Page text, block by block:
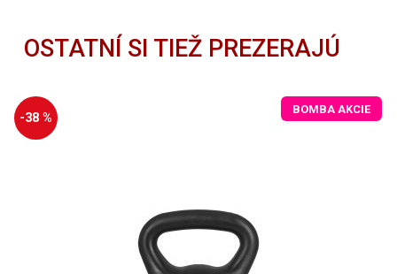
OSTATNÍ SI TIEŽ PREZERAJÚ
-38 %
BOMBA AKCIE